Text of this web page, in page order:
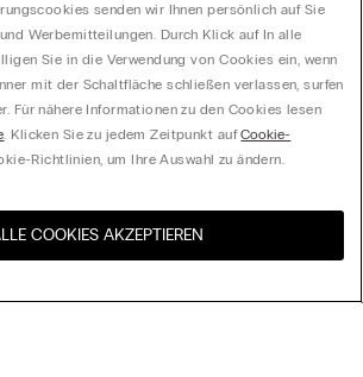
United States
senden wir Ihnen persönlich auf Sie
Werbemitteilungen. Durch Klick auf In alle
Sie in die Verwendung von Cookies ein, wenn
mit der Schaltfläche schließen verlassen, surfen
Für nähere Informationen zu den Cookies lesen
. Klicken Sie zu jedem Zeitpunkt aufCookie-
Richtlinien, um Ihre Auswahl zu ändern.
COOKIES AKZEPTIEREN